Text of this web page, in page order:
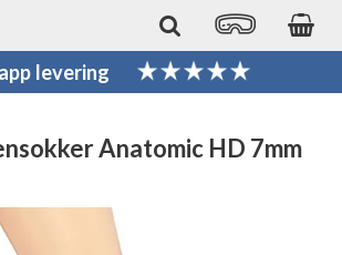
levering
Anatomic HD 7mm